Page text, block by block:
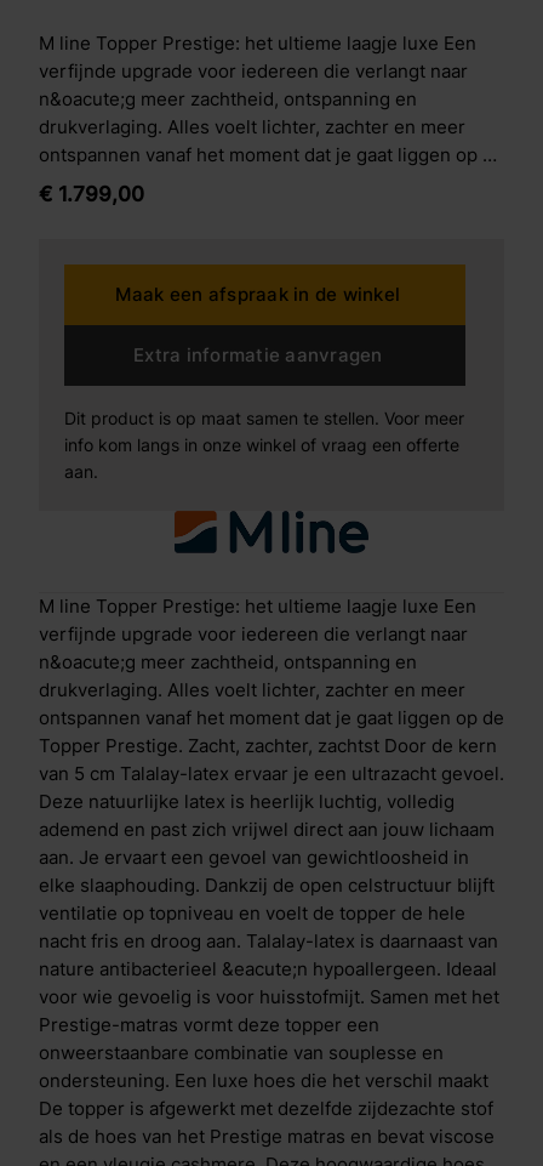
M line Topper Prestige: het ultieme laagje luxe Een
verfijnde upgrade voor iedereen die verlangt naar
n&oacute;g meer zachtheid, ontspanning en
drukverlaging. Alles voelt lichter, zachter en meer
ontspannen vanaf het moment dat je gaat liggen op de
Topper Prestige. Zacht, zachter, zachtst Door de kern
van 5 cm Talalay-latex ervaar je een ultrazacht gevoel.
ademend en past zich vrijwel direct aan jouw lichaam
aan. Je ervaart een gevoel van gewichtloosheid in
elke slaaphouding. Dankzij de open celstructuur blijft
ventilatie op topniveau en voelt de topper de hele
voor wie gevoelig is voor huisstofmijt. Samen met het
Prestige-matras vormt deze topper een
ondersteuning. Een luxe hoes die het verschil maakt
De topper is afgewerkt met dezelfde zijdezachte stof
en een vleugje cashmere. Deze hoogwaardige hoes
versterkt het luchtige gevoel van de latex, voert vocht
snel af en voelt heerlijk zacht aan op je huid.
Ultrazacht, drukverlagend comfort dankzij de kern van
5 cm Talalay-latex Lichtgewicht en veerkrachtig,
waardoor draaien nog gemakkelijker gaat Perfect
ademend, zodat warmte en vocht direct worden
afgevoerd Een heerlijk luxe afwerking die aanvoelt als
zijde en je slaapervaring compleet maakt Voor wie
altijd de lat hoger legt De Prestige Topper maakt je
bed n&oacute;g comfortabeler. Combineer met de
Prestige boxspring, het Prestige matras of het
Prestige kussen voor de ultieme slaapervaring. M line
Prestige is ontwikkeld met kennis, ontworpen voor
comfort, gemaakt om jou elke dag op je scherpst te
laten presteren.&nbsp;Get ready for greatness.
&nbsp;
€ 1.799,00
Maak een afspraak in de winkel
Extra informatie aanvragen
Dit product is op maat samen te stellen. Voor meer
info kom langs in onze winkel of vraag een offerte
aan.
M line Topper Prestige: het ultieme laagje luxe Een
verfijnde upgrade voor iedereen die verlangt naar
n&oacute;g meer zachtheid, ontspanning en
drukverlaging. Alles voelt lichter, zachter en meer
ontspannen vanaf het moment dat je gaat liggen op de
Topper Prestige. Zacht, zachter, zachtst Door de kern
van 5 cm Talalay-latex ervaar je een ultrazacht gevoel.
Deze natuurlijke latex is heerlijk luchtig, volledig
ademend en past zich vrijwel direct aan jouw lichaam
aan. Je ervaart een gevoel van gewichtloosheid in
elke slaaphouding. Dankzij de open celstructuur blijft
ventilatie op topniveau en voelt de topper de hele
nacht fris en droog aan. Talalay-latex is daarnaast van
nature antibacterieel &eacute;n hypoallergeen. Ideaal
voor wie gevoelig is voor huisstofmijt. Samen met het
Prestige-matras vormt deze topper een
onweerstaanbare combinatie van souplesse en
ondersteuning. Een luxe hoes die het verschil maakt
De topper is afgewerkt met dezelfde zijdezachte stof
als de hoes van het Prestige matras en bevat viscose